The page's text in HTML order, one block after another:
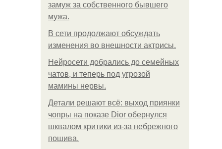
замуж за собственного бывшего
мужа.
В сети продолжают обсуждать
изменения во внешности актрисы.
Нейросети добрались до семейных
чатов, и теперь под угрозой
мамины нервы.
Детали решают всё: выход приянки
чопры на показе Dior обернулся
шквалом критики из-за небрежного
пошива.